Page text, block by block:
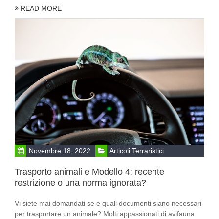
READ MORE
Novembre 18, 2022 Articoli Terraristici
Trasporto animali e Modello 4: recente
restrizione o una norma ignorata?
Vi siete mai domandati se e quali documenti siano necessari
per trasportare un animale? Molti appassionati di avifauna